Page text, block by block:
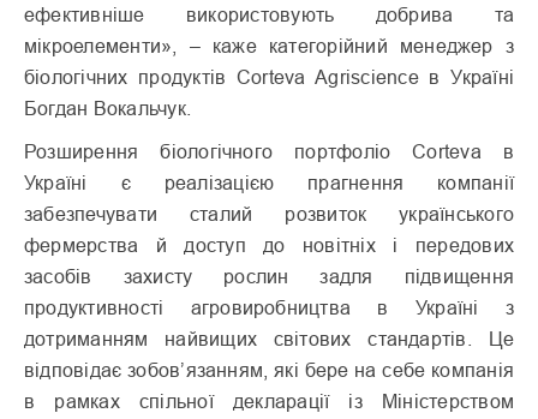
ефективніше використовують добрива та
мікроелементи», – каже категорійний менеджер з
біологічних продуктів Corteva Agriscience в Україні
Богдан Вокальчук.
Розширення біологічного портфоліо Corteva в
Україні є реалізацією прагнення компанії
забезпечувати сталий розвиток українського
фермерства й доступ до новітніх і передових
засобів захисту рослин задля підвищення
продуктивності агровиробництва в Україні з
дотриманням найвищих світових стандартів. Це
відповідає зобов’язанням, які бере на себе компанія
в рамках спільної декларації із Міністерством